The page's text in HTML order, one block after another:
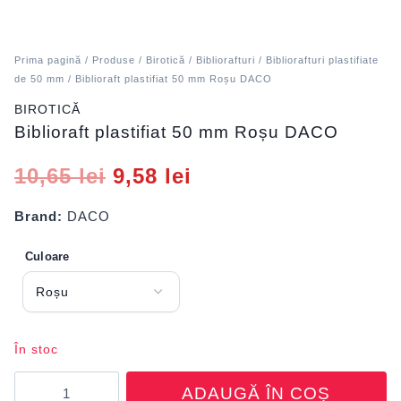
Prima pagină / Produse / Birotică / Bibliorafturi / Bibliorafturi plastifiate
de 50 mm / Biblioraft plastifiat 50 mm Roșu DACO
BIROTICĂ
Biblioraft plastifiat 50 mm Roșu DACO
10,65lei 9,58 lei
Brand: DACO
Culoare
În stoc
ADAUGĂ ÎN COȘ